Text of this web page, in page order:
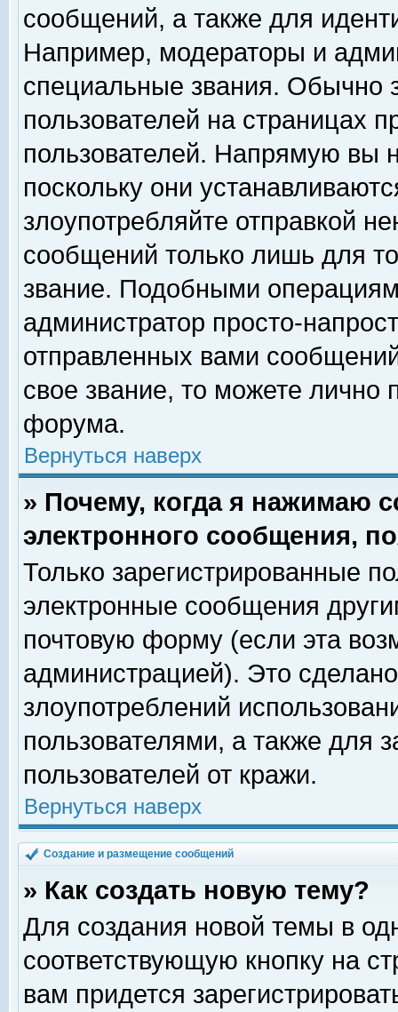
сообщений, а также для
Например, модераторы и
специальные звания. Обычно
пользователей на страницах
пользователей. Напрямую вы
поскольку они
злоупотребляйте отправкой
сообщений только лишь для
звание. Подобными
администратор просто-
отправленных вами
свое звание, то можете лично
форума.
Вернуться наверх
» Почему, когда я нажимаю
электронного сообщения,
Только зарегистрированные
электронные сообщения
почтовую форму (если эта
администрацией). Это
злоупотреблений
пользователями, а также для
пользователей от кражи.
Вернуться наверх
Создание и размещение сообщений
» Как создать новую тему?
Для создания новой темы в
соответствующую кнопку на
вам придется